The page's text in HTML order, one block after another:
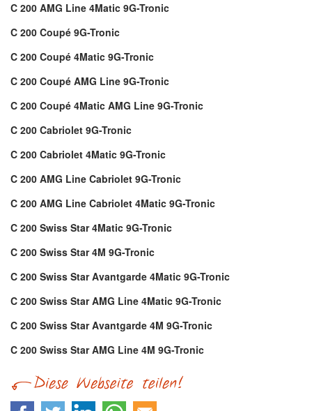
C 200 AMG Line 4Matic 9G-Tronic
C 200 Coupé 9G-Tronic
C 200 Coupé 4Matic 9G-Tronic
C 200 Coupé AMG Line 9G-Tronic
C 200 Coupé 4Matic AMG Line 9G-Tronic
C 200 Cabriolet 9G-Tronic
C 200 Cabriolet 4Matic 9G-Tronic
C 200 AMG Line Cabriolet 9G-Tronic
C 200 AMG Line Cabriolet 4Matic 9G-Tronic
C 200 Swiss Star 4Matic 9G-Tronic
C 200 Swiss Star 4M 9G-Tronic
C 200 Swiss Star Avantgarde 4Matic 9G-Tronic
C 200 Swiss Star AMG Line 4Matic 9G-Tronic
C 200 Swiss Star Avantgarde 4M 9G-Tronic
C 200 Swiss Star AMG Line 4M 9G-Tronic